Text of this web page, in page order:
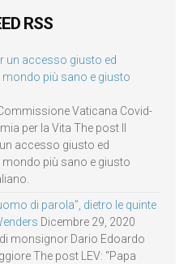
RSS
un accesso giusto ed
mondo più sano e giusto
Vaticana Covid-
per la Vita The post Il
accesso giusto ed
mondo più sano e giusto
di parola”, dietro le quinte
Dicembre 29, 2020
monsignor Dario Edoardo
The post LEV: “Papa